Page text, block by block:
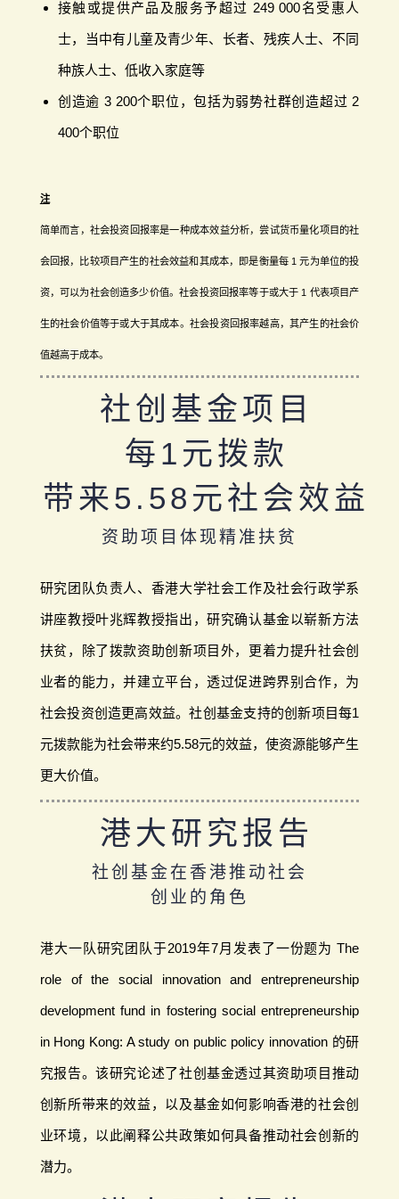
接触或提供产品及服务予超过 249 000名受惠人
士，当中有儿童及青少年、长者、残疾人士、不同
种族人士、低收入家庭等
创造逾 3 200个职位，包括为弱势社群创造超过 2
400个职位
注
简单而言，社会投资回报率是一种成本效益分析，尝试货币量化项目的社
会回报，比较项目产生的社会效益和其成本，即是衡量每 1 元为单位的投
资，可以为社会创造多少价值。社会投资回报率等于或大于 1 代表项目产
生的社会价值等于或大于其成本。社会投资回报率越高，其产生的社会价
值越高于成本。
社创基金项目
每1元拨款
带来5.58元社会效益
资助项目体现精准扶贫
研究团队负责人、香港大学社会工作及社会行政学系
讲座教授叶兆辉教授指出，研究确认基金以崭新方法
扶贫，除了拨款资助创新项目外，更着力提升社会创
业者的能力，并建立平台，透过促进跨界别合作，为
社会投资创造更高效益。社创基金支持的创新项目每1
元拨款能为社会带来约5.58元的效益，使资源能够产生
更大价值。
港大研究报告
社创基金在香港推动社会
创业的角色
港大一队研究团队于2019年7月发表了一份题为 The
role of the social innovation and entrepreneurship
development fund in fostering social entrepreneurship
in Hong Kong: A study on public policy innovation 的研
究报告。该研究论述了社创基金透过其资助项目推动
创新所带来的效益，以及基金如何影响香港的社会创
业环境，以此阐释公共政策如何具备推动社会创新的
潜力。